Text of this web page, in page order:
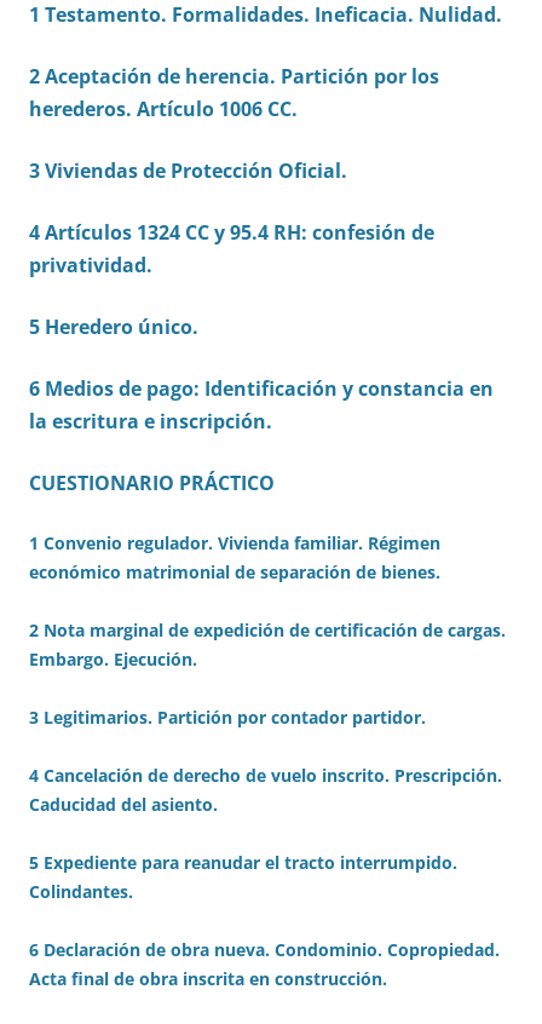
1 Testamento. Formalidades. Ineficacia. Nulidad.
2 Aceptación de herencia. Partición por los
herederos. Artículo 1006 CC.
3 Viviendas de Protección Oficial.
4 Artículos 1324 CC y 95.4 RH: confesión de
privatividad.
5 Heredero único.
6 Medios de pago: Identificación y constancia en
la escritura e inscripción.
CUESTIONARIO PRÁCTICO
1 Convenio regulador. Vivienda familiar. Régimen
económico matrimonial de separación de bienes.
2 Nota marginal de expedición de certificación de cargas.
Embargo. Ejecución.
3 Legitimarios. Partición por contador partidor.
4 Cancelación de derecho de vuelo inscrito. Prescripción.
Caducidad del asiento.
5 Expediente para reanudar el tracto interrumpido.
Colindantes.
6 Declaración de obra nueva. Condominio. Copropiedad.
Acta final de obra inscrita en construcción.